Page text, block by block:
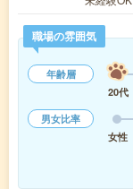
職場の雰囲気
年齢層
20代
男女比率
女性